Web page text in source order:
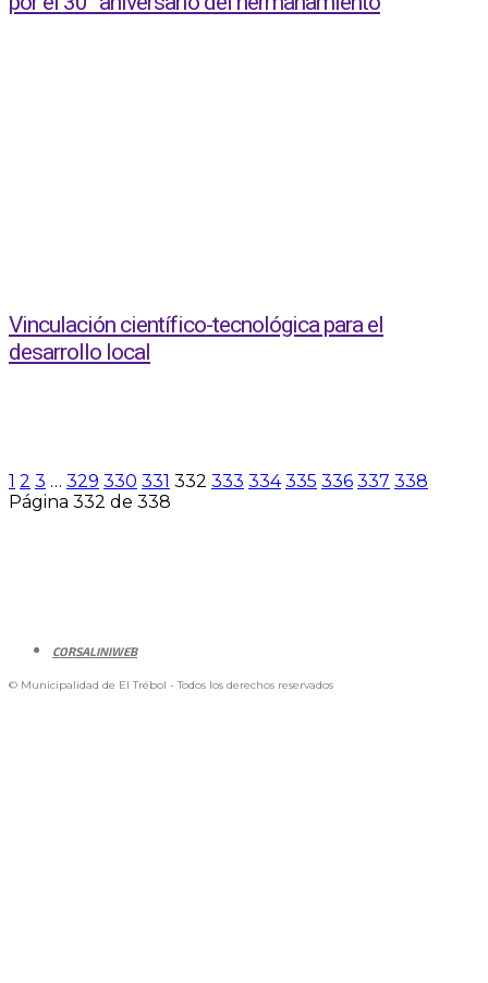
Vinculación científico-tecnológica para el
desarrollo local
1 2 3 … 329 330 331 332 333 334 335 336 337 338
Página 332 de 338
CORSALINIWEB
© Municipalidad de El Trébol - Todos los derechos reservados